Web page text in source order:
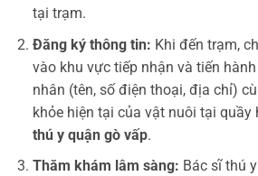
tại trạm.
Đăng ký thông tin: Khi đến trạm,
vào khu vực tiếp nhận và tiến
nhân (tên, số điện thoại, địa chỉ)
khỏe hiện tại của vật nuôi tại quầy
thú y quận gò vấp.
Thăm khám lâm sàng: Bác sĩ thú